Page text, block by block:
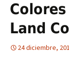
Land
24 diciembre,